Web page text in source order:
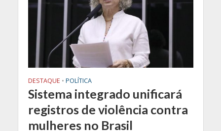
DESTAQUE • POLÍTICA
Sistema integrado unificará
registros de violência contra
mulheres no Brasil